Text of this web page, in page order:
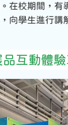
在校期間，有
向學生進行講
互動體驗